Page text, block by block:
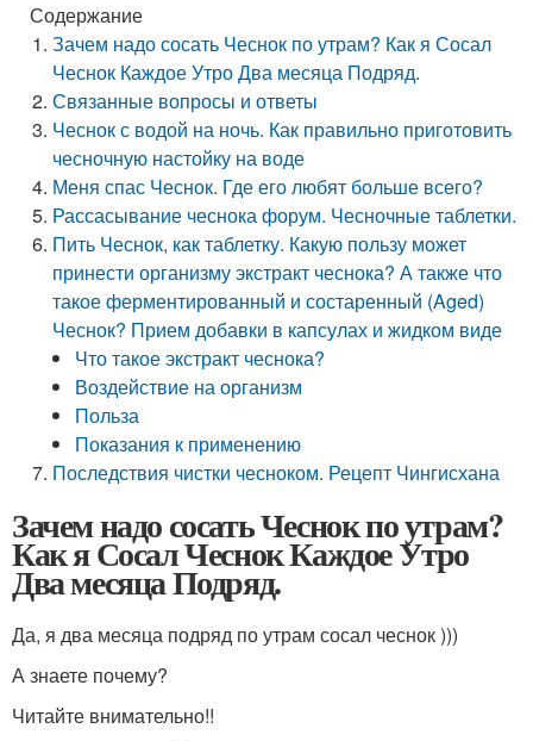
Содержание
Зачем надо сосать Чеснок по утрам? Как я Сосал
Чеснок Каждое Утро Два месяца Подряд.
Связанные вопросы и ответы
Чеснок с водой на ночь. Как правильно приготовить
чесночную настойку на воде
Меня спас Чеснок. Где его любят больше всего?
Рассасывание чеснока форум. Чесночные таблетки.
Пить Чеснок, как таблетку. Какую пользу может
принести организму экстракт чеснока? А также что
такое ферментированный и состаренный (Aged)
Чеснок? Прием добавки в капсулах и жидком виде
Что такое экстракт чеснока?
Воздействие на организм
Польза
Показания к применению
Последствия чистки чесноком. Рецепт Чингисхана
Зачем надо сосать Чеснок по утрам?
Как я Сосал Чеснок Каждое Утро
Два месяца Подряд.
Да, я два месяца подряд по утрам сосал чеснок )))
А знаете почему?
Читайте внимательно!!